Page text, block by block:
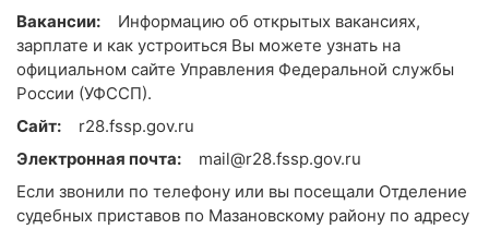
Вакансии:
Информацию об открытых вакансиях,
зарплате и как устроиться Вы можете узнать на
официальном сайте Управления Федеральной службы
России (УФССП).
Сайт:
r28.fssp.gov.ru
Электронная почта:
mail@r28.fssp.gov.ru
Если звонили по телефону или вы посещали Отделение
судебных приставов по Мазановскому району по адресу